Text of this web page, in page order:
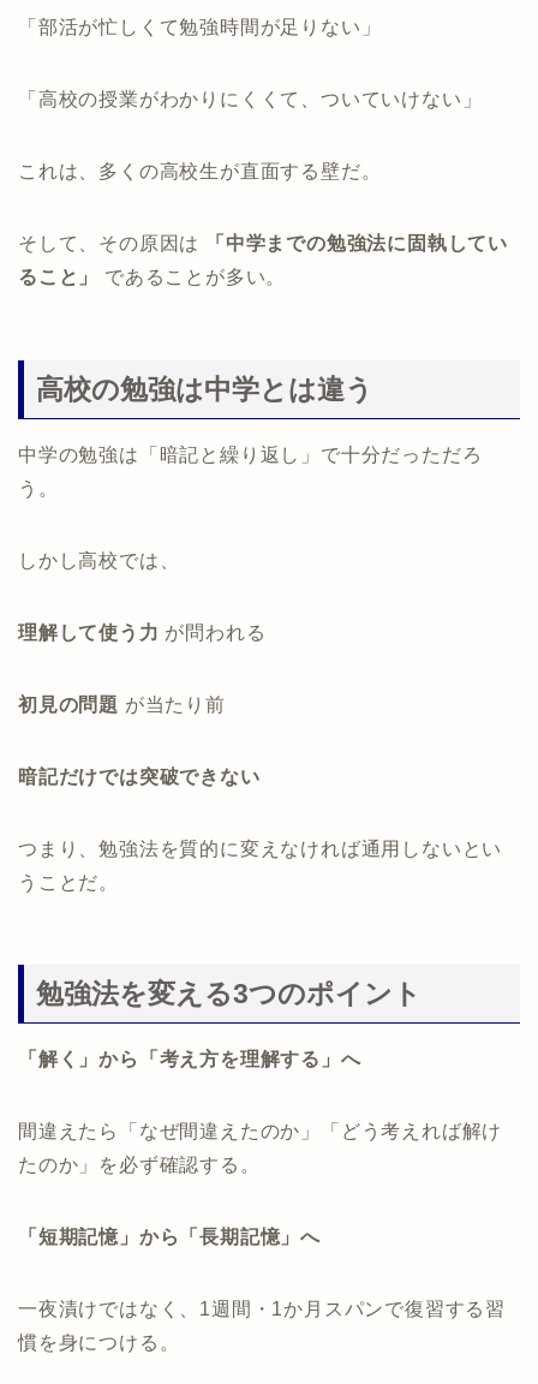
「部活が忙しくて勉強時間が足りない」
「高校の授業がわかりにくくて、ついていけない」
これは、多くの高校生が直面する壁だ。
そして、その原因は
「中学までの勉強法に固執してい
ること」
であることが多い。
高校の勉強は中学とは違う
中学の勉強は「暗記と繰り返し」で十分だっただろ
う。
しかし高校では、
理解して使う力 が問われる
初見の問題 が当たり前
暗記だけでは突破できない
つまり、勉強法を質的に変えなければ通用しないとい
うことだ。
勉強法を変える3つのポイント
「解く」から「考え方を理解する」へ
間違えたら「なぜ間違えたのか」「どう考えれば解け
たのか」を必ず確認する。
「短期記憶」から「長期記憶」へ
一夜漬けではなく、1週間・1か月スパンで復習する習
慣を身につける。